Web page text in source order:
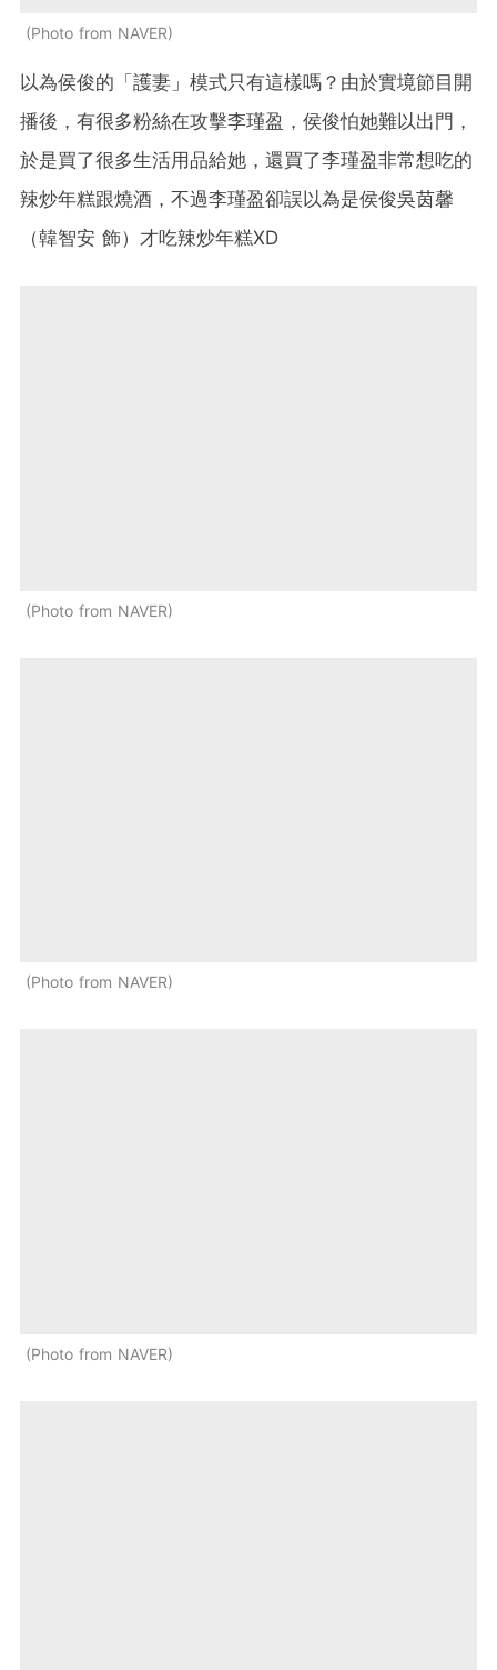
Photo from NAVER
以為侯俊的「護妻」模式只有這樣嗎？由於實境節目開
播後，有很多粉絲在攻擊李瑾盈，侯俊怕她難以出門，
於是買了很多生活用品給她，還買了李瑾盈非常想吃的
辣炒年糕跟燒酒，不過李瑾盈卻誤以為是侯俊吳茵馨
（韓智安 飾）才吃辣炒年糕XD
Photo from NAVER
Photo from NAVER
Photo from NAVER